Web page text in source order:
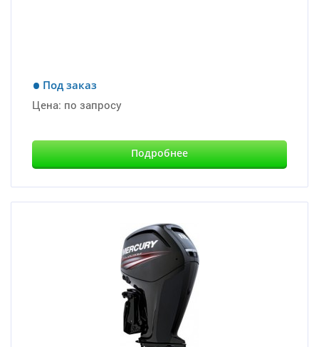
Под заказ
Цена: по запросу
Подробнее